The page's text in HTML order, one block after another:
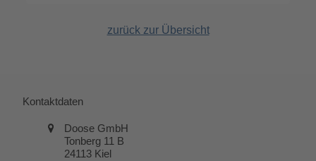
zurück zur Übersicht
Kontaktdaten
Doose GmbH
Tonberg 11 B
24113 Kiel